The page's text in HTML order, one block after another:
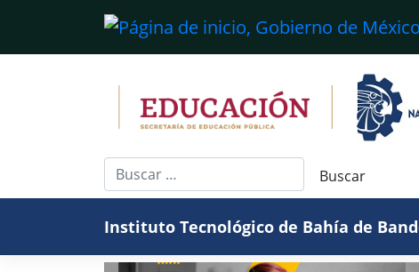
contenido
Instituto Tecnológico de Bahía de